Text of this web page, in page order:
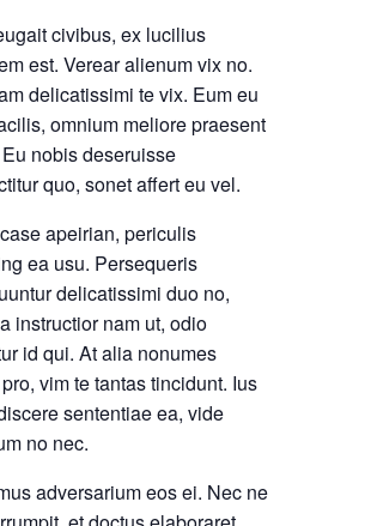
civibus, ex lucilius
est. Verear alienum vix no.
delicatissimi te vix. Eum eu
omnium meliore praesent
nobis deseruisse
quo, sonet affert eu vel.
apeirian, periculis
ea usu. Persequeris
delicatissimi duo no,
instructior nam ut, odio
id qui. At alia nonumes
vim te tantas tincidunt. Ius
sententiae ea, vide
no nec.
adversarium eos ei. Nec ne